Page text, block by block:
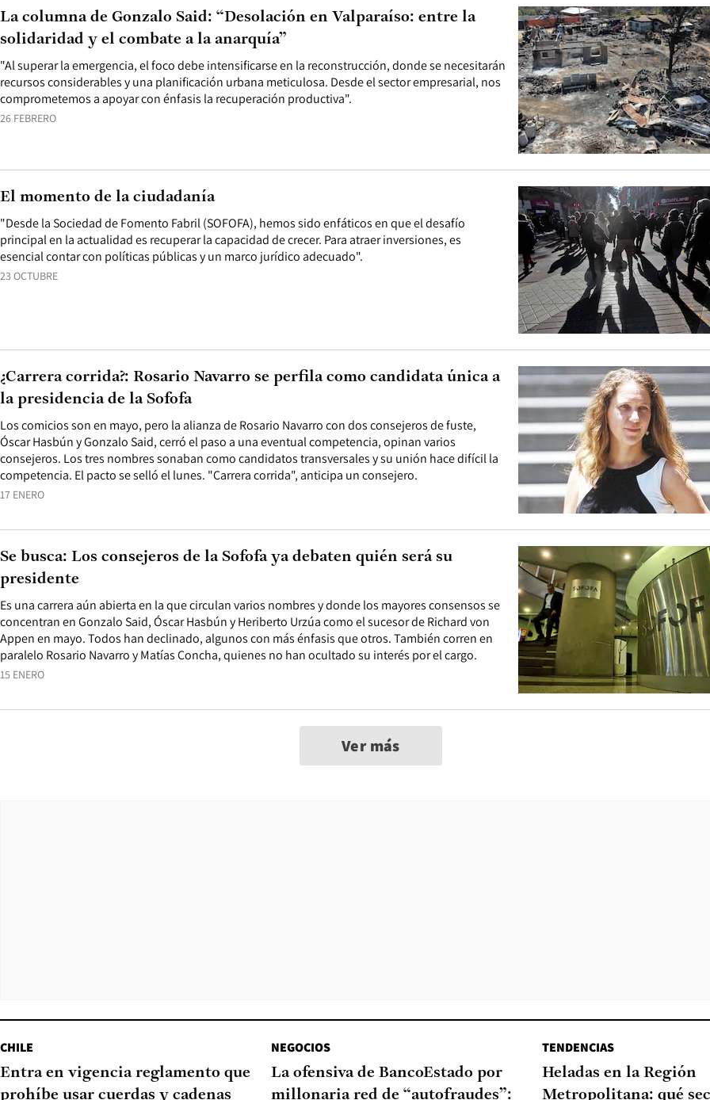
26 FEBRERO
"Al superar la emergencia, el foco debe intensificarse en la reconstrucción, donde se necesitarán
recursos considerables y una planificación urbana meticulosa. Desde el sector empresarial, nos
comprometemos a apoyar con énfasis la recuperación productiva".
La columna de Gonzalo Said: “Desolación en Valparaíso: entre la
solidaridad y el combate a la anarquía”
23 OCTUBRE
"Desde la Sociedad de Fomento Fabril (SOFOFA), hemos sido enfáticos en que el desafío
principal en la actualidad es recuperar la capacidad de crecer. Para atraer inversiones, es
esencial contar con políticas públicas y un marco jurídico adecuado".
El momento de la ciudadanía
17 ENERO
Los comicios son en mayo, pero la alianza de Rosario Navarro con dos consejeros de fuste,
Óscar Hasbún y Gonzalo Said, cerró el paso a una eventual competencia, opinan varios
consejeros. Los tres nombres sonaban como candidatos transversales y su unión hace difícil la
competencia. El pacto se selló el lunes. "Carrera corrida", anticipa un consejero.
¿Carrera corrida?: Rosario Navarro se perfila como candidata única a
la presidencia de la Sofofa
15 ENERO
Es una carrera aún abierta en la que circulan varios nombres y donde los mayores consensos se
concentran en Gonzalo Said, Óscar Hasbún y Heriberto Urzúa como el sucesor de Richard von
Appen en mayo. Todos han declinado, algunos con más énfasis que otros. También corren en
paralelo Rosario Navarro y Matías Concha, quienes no han ocultado su interés por el cargo.
Se busca: Los consejeros de la Sofofa ya debaten quién será su
presidente
Ver más
CHILE
Entra en vigencia reglamento que
prohíbe usar cuerdas y cadenas
NEGOCIOS
La ofensiva de BancoEstado por
millonaria red de “autofraudes”:
TENDENCIAS
Heladas en la Región
Metropolitana: qué